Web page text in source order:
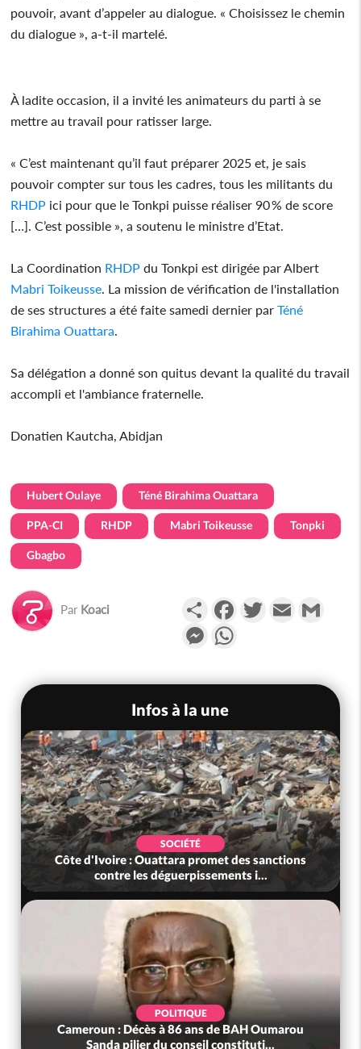
pouvoir, avant d’appeler au dialogue. « Choisissez le chemin
du dialogue », a-t-il martelé.
À ladite occasion, il a invité les animateurs du parti à se
mettre au travail pour ratisser large.
« C’est maintenant qu’il faut préparer 2025 et, je sais
pouvoir compter sur tous les cadres, tous les militants du
RHDP ici pour que le Tonkpi puisse réaliser 90 % de score
[…]. C’est possible », a soutenu le ministre d’Etat.
La Coordination RHDP du Tonkpi est dirigée par Albert
Mabri Toikeusse . La mission de vérification de l'installation
de ses structures a été faite samedi dernier parTéné
Birahima Ouattara
Sa délégation a donné son quitus devant la qualité du travail
accompli et l'ambiance fraternelle.
Donatien Kautcha, Abidjan
Hubert Oulaye Téné Birahima Ouattara
PPA-CI RHDP Mabri Toikeusse Tonpki
Gbagbo
Par Koaci PartagerFacebookTwitterEmail
Messenger
Infos à la une
SOCIÉTÉ
Côte d'Ivoire : Ouattara promet des sanctions
contre les déguerpissements i...
POLITIQUE
Cameroun : Décès à 86 ans de BAH Oumarou
Sanda pilier du conseil constituti...